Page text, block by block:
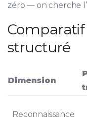
zéro — on cherche
Comparatif
structuré
Dimension
Reconnaissance